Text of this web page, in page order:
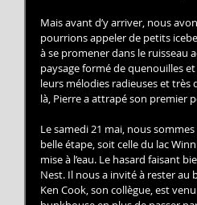
Mais avant d’y arriver, nous
pourrions appeler de petits
à se promener dans le ruisseau
paysage formé de quenouilles
leurs mélodies radieuses et très
là, Pierre a attrapé son premier
Le samedi 21 mai, nous
belle étape, soit celle du lac
mise à l’eau. Le hasard faisant
Nest. Il nous a invité à rester
Ken Cook, son collègue, est